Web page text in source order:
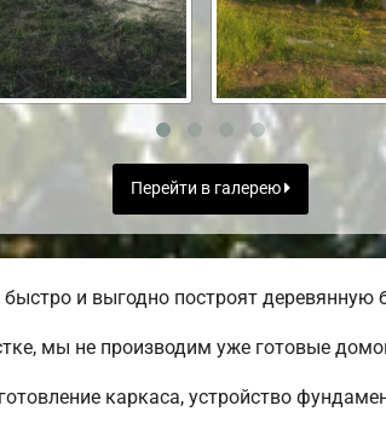
Перейти в галерею
и выгодно построят деревянную
мы не производим уже готовые
каркаса, устройство